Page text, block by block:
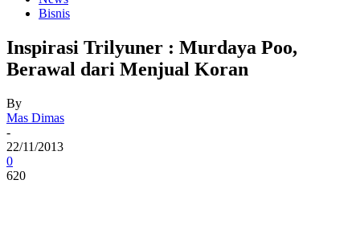
Bisnis
Inspirasi Trilyuner : Murdaya Poo,
Berawal dari Menjual Koran
By
Mas Dimas
-
22/11/2013
0
620